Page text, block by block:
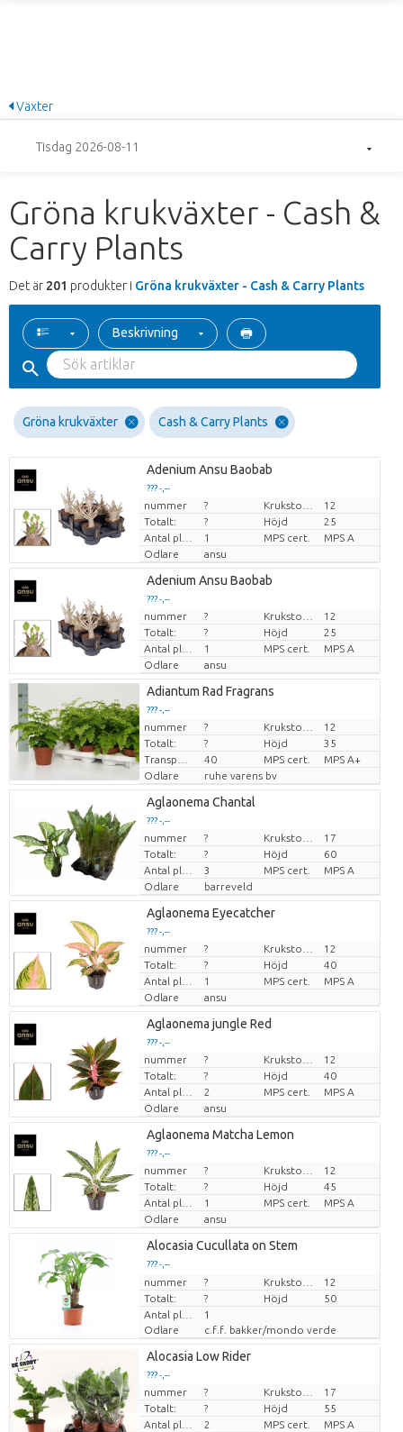
Växter
Tisdag 2026-08-11
Gröna krukväxter - Cash &
Carry Plants
Det är 201 produkter i Gröna krukväxter - Cash & Carry Plants
Beskrivning
Gröna krukväxter Cash & Carry Plants
Adenium Ansu Baobab
??? -,--
Pris per enhet
nummer ?
12
Totalt:
? Höjd
25
1 MPS cert.
MPS A
Odlare
ansu
Adenium Ansu Baobab
??? -,--
Pris per enhet
nummer ?
12
Totalt:
? Höjd
25
1 MPS cert.
MPS A
Odlare
ansu
Adiantum Rad Fragrans
??? -,--
Pris per enhet
nummer ?
12
Totalt:
? Höjd
35
40 MPS cert.
MPS A+
Odlare
ruhe varens bv
Aglaonema Chantal
??? -,--
Pris per enhet
nummer ?
17
Totalt:
? Höjd
60
3 MPS cert.
MPS A
Odlare
barreveld
Aglaonema Eyecatcher
??? -,--
Pris per enhet
nummer ?
12
Totalt:
? Höjd
40
1 MPS cert.
MPS A
Odlare
ansu
Aglaonema jungle Red
??? -,--
Pris per enhet
nummer ?
12
Totalt:
? Höjd
40
2 MPS cert.
MPS A
Odlare
ansu
Aglaonema Matcha Lemon
??? -,--
Pris per enhet
nummer ?
12
Totalt:
? Höjd
45
1 MPS cert.
MPS A
Odlare
ansu
Alocasia Cucullata on Stem
??? -,--
Pris per enhet
nummer ?
12
Totalt:
? Höjd
50
1
Odlare
c.f.f. bakker/mondo verde
Alocasia Low Rider
??? -,--
Pris per enhet
nummer ?
17
Totalt:
? Höjd
55
2 MPS cert.
MPS A